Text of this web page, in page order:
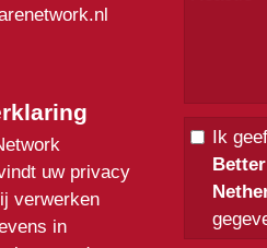
uw privacy
verwerken
in
Ik